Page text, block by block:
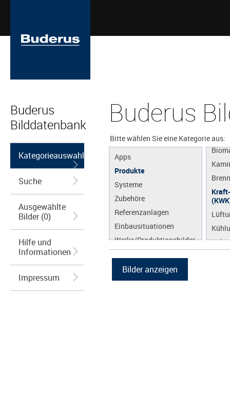
Buderus
Bilddatenbank
Kategorieauswahl
Suche
Ausgewählte
Bilder (0)
Hilfe und
Informationen
Impressum
Buderus
Bitte wählen Sie eine Kategorie aus:
Apps
Produkte
Systeme
Zubehöre
Referenzanlagen
Einbausituationen
Werke/Produktionsbilder
Grafiken
Solar